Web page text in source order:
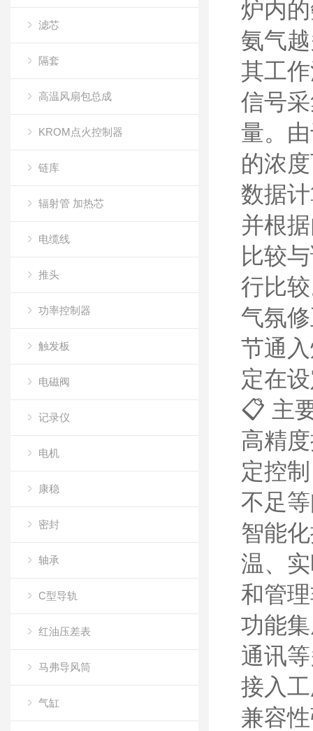
滤芯
隔套
高温风扇包总成
KROM点火控制器
链库
辐射管 加热芯
电缆线
推头
功率控制器
触发板
电磁阀
记录仪
电机
康稳
密封
轴承
C型导轨
红油压差表
马弗导风筒
气缸
炉内
氨气
其工
信号
量。
的浓
数据
并根
比较
行比
气氛
节通
定在
📋 主
高精
定控
不足
智能
温、
和管
功能
通讯
接入
兼容